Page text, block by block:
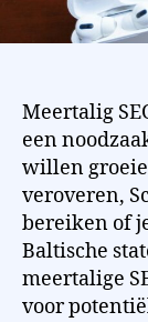
Meertalig
een
willen
veroveren,
bereiken of
Baltische
meertalige
voor